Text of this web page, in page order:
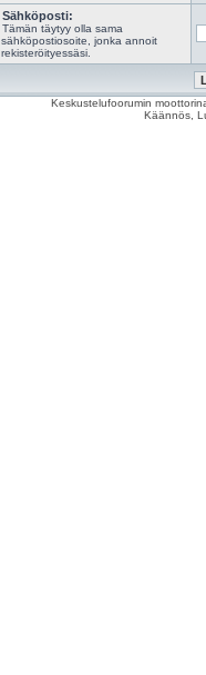
Sähköposti:
Tämän täytyy olla sama
sähköpostiosoite, jonka annoit
rekisteröityessäsi.
Keskustelufoorumin
Käännös,